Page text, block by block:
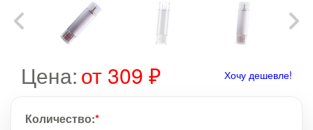
Цена:от 309 ₽ Хочу дешевле!
Количество:*